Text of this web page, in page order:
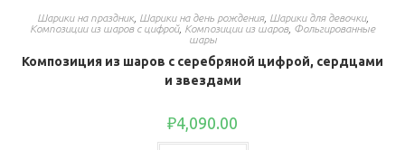
Шарики на праздник, Шарики на день рождения, Шарики для девочки,
Композиции из шаров с цифрой, Композиции из шаров, Фольгированные
шары
Композиция из шаров с серебряной цифрой, сердцами
и звездами
₽4,090.00